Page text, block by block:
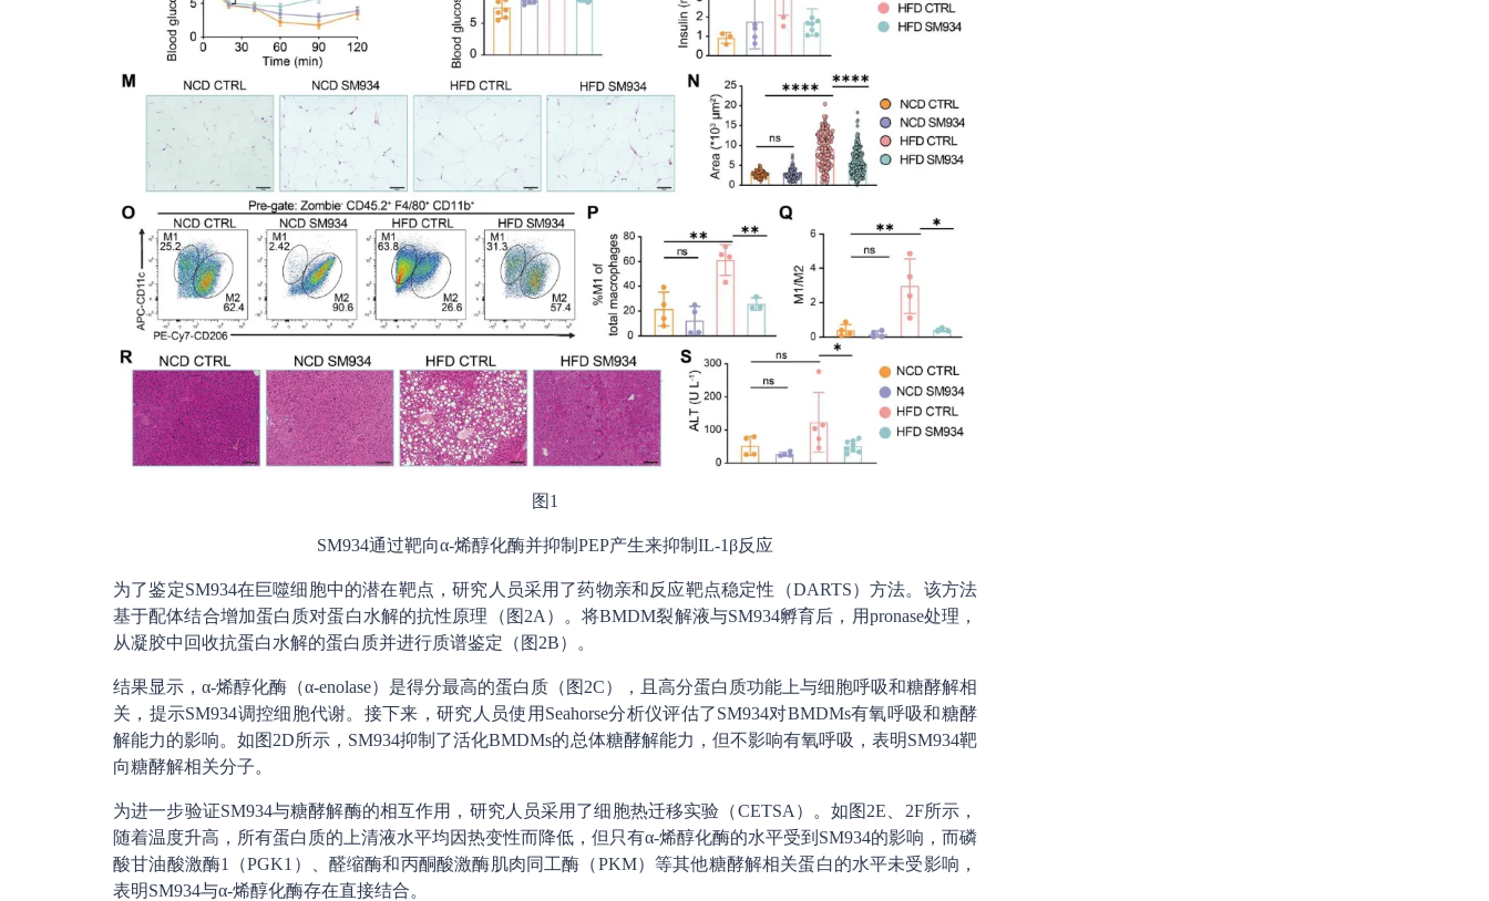
图1
SM934通过靶向α-烯醇化酶并抑制PEP产生来抑制IL-1β反应
为了鉴定SM934在巨噬细胞中的潜在靶点，研究人员采用了药物亲和反应靶点稳定性（DARTS）方法。该方法
基于配体结合增加蛋白质对蛋白水解的抗性原理（图2A）。将BMDM裂解液与SM934孵育后，用pronase处理，
从凝胶中回收抗蛋白水解的蛋白质并进行质谱鉴定（图2B）。
结果显示，α-烯醇化酶（α-enolase）是得分最高的蛋白质（图2C），且高分蛋白质功能上与细胞呼吸和糖酵解相
关，提示SM934调控细胞代谢。接下来，研究人员使用Seahorse分析仪评估了SM934对BMDMs有氧呼吸和糖酵
解能力的影响。如图2D所示，SM934抑制了活化BMDMs的总体糖酵解能力，但不影响有氧呼吸，表明SM934靶
向糖酵解相关分子。
为进一步验证SM934与糖酵解酶的相互作用，研究人员采用了细胞热迁移实验（CETSA）。如图2E、2F所示，
随着温度升高，所有蛋白质的上清液水平均因热变性而降低，但只有α-烯醇化酶的水平受到SM934的影响，而磷
酸甘油酸激酶1（PGK1）、醛缩酶和丙酮酸激酶肌肉同工酶（PKM）等其他糖酵解相关蛋白的水平未受影响，
表明SM934与α-烯醇化酶存在直接结合。